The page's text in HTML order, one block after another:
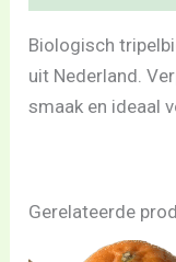
Biologisch
uit Nederland.
smaak en ideaal
Gerelateerde